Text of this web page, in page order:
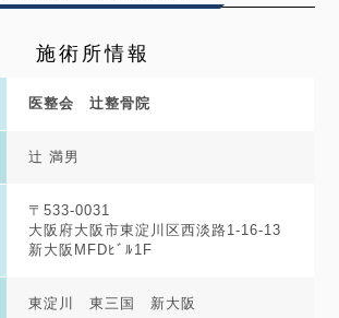
施術所情報
医整会 辻整骨院
辻 満男
〒533-0031
大阪府大阪市東淀川区西淡路1-16-13
新大阪MFDﾋﾞﾙ1F
東淀川 東三国 新大阪